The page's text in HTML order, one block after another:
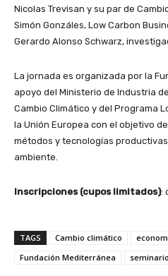
Nicolas Trevisan y su par de
Simón Gonzáles, Low Carbon
Gerardo Alonso Schwarz,
La jornada es organizada por la
apoyo del Ministerio de Industria
Cambio Climático y del Programa
la Unión Europea con el objetivo
métodos y tecnologías
ambiente.
Inscripciones (cupos limitados):
TAGS Cambio climático
Fundación Mediterránea